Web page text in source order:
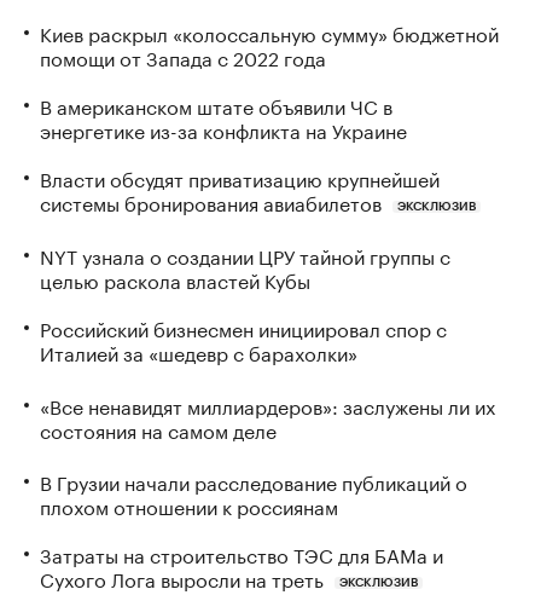
Киев раскрыл «колоссальную сумму» бюджетной
помощи от Запада с 2022 года
В американском штате объявили ЧС в
энергетике из-за конфликта на Украине
Власти обсудят приватизацию крупнейшей
системы бронирования авиабилетов
ЭКСКЛЮЗИВ
NYT узнала о создании ЦРУ тайной группы с
целью раскола властей Кубы
Российский бизнесмен инициировал спор с
Италией за «шедевр с барахолки»
«Все ненавидят миллиардеров»: заслужены ли их
состояния на самом деле
В Грузии начали расследование публикаций о
плохом отношении к россиянам
Затраты на строительство ТЭС для БАМа и
Сухого Лога выросли на треть
ЭКСКЛЮЗИВ